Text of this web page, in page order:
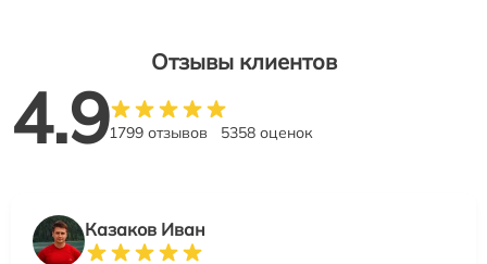
Отзывы клиентов
4.91799 отзывов 5358 оценок
Казаков Иван